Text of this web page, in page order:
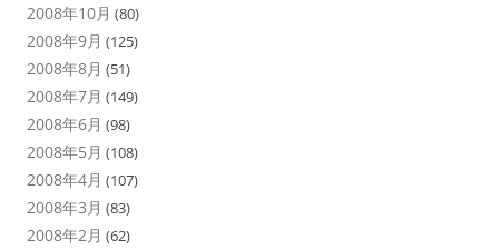
2008年10月 (80)
2008年9月 (125)
2008年8月 (51)
2008年7月 (149)
2008年6月 (98)
2008年5月 (108)
2008年4月 (107)
2008年3月 (83)
2008年2月 (62)